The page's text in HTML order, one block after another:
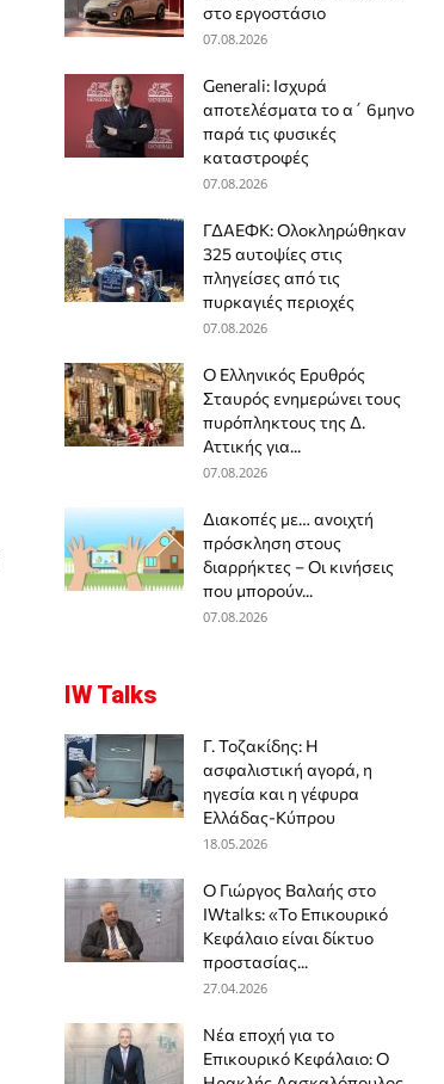
στο εργοστάσιο
07.08.2026
Generali: Ισχυρά
αποτελέσματα το α΄ 6μηνο
παρά τις φυσικές
καταστροφές
07.08.2026
ΓΔΑΕΦΚ: Ολοκληρώθηκαν
325 αυτοψίες στις
πληγείσες από τις
πυρκαγιές περιοχές
07.08.2026
Ο Ελληνικός Ερυθρός
Σταυρός ενημερώνει τους
πυρόπληκτους της Δ.
Αττικής για...
07.08.2026
Διακοπές με… ανοιχτή
πρόσκληση στους
διαρρήκτες – Οι κινήσεις
που μπορούν...
07.08.2026
IW Talks
Γ. Τοζακίδης: Η
ασφαλιστική αγορά, η
ηγεσία και η γέφυρα
Ελλάδας-Κύπρου
18.05.2026
Ο Γιώργος Βαλαής στο
IWtalks: «Το Επικουρικό
Κεφάλαιο είναι δίκτυο
προστασίας...
27.04.2026
Νέα εποχή για το
Επικουρικό Κεφάλαιο: Ο